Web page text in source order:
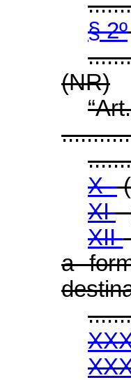
§ 2º
(NR)
X -
XI-
XII
a